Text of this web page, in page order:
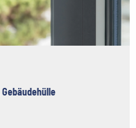
Gebäudehülle